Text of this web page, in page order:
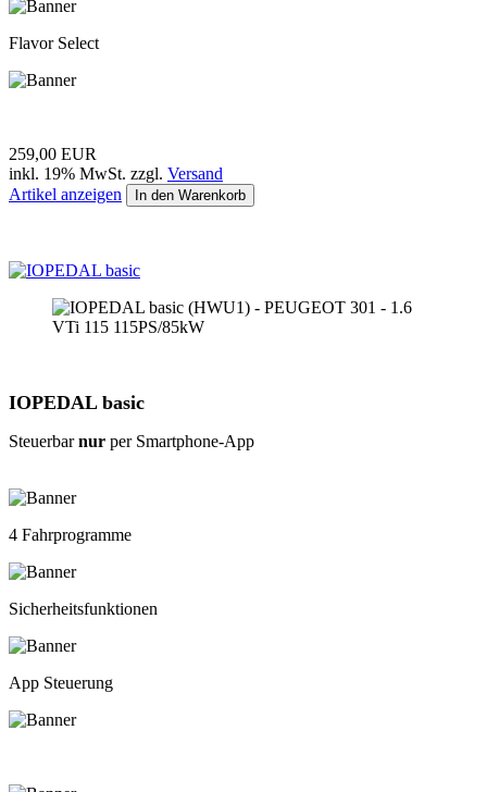
Flavor Select
259,00 EUR
inkl. 19% MwSt. zzgl. Versand
Artikel anzeigen
In den Warenkorb
IOPEDAL basic
Steuerbarnur per Smartphone-App
4 Fahrprogramme
Sicherheitsfunktionen
App Steuerung